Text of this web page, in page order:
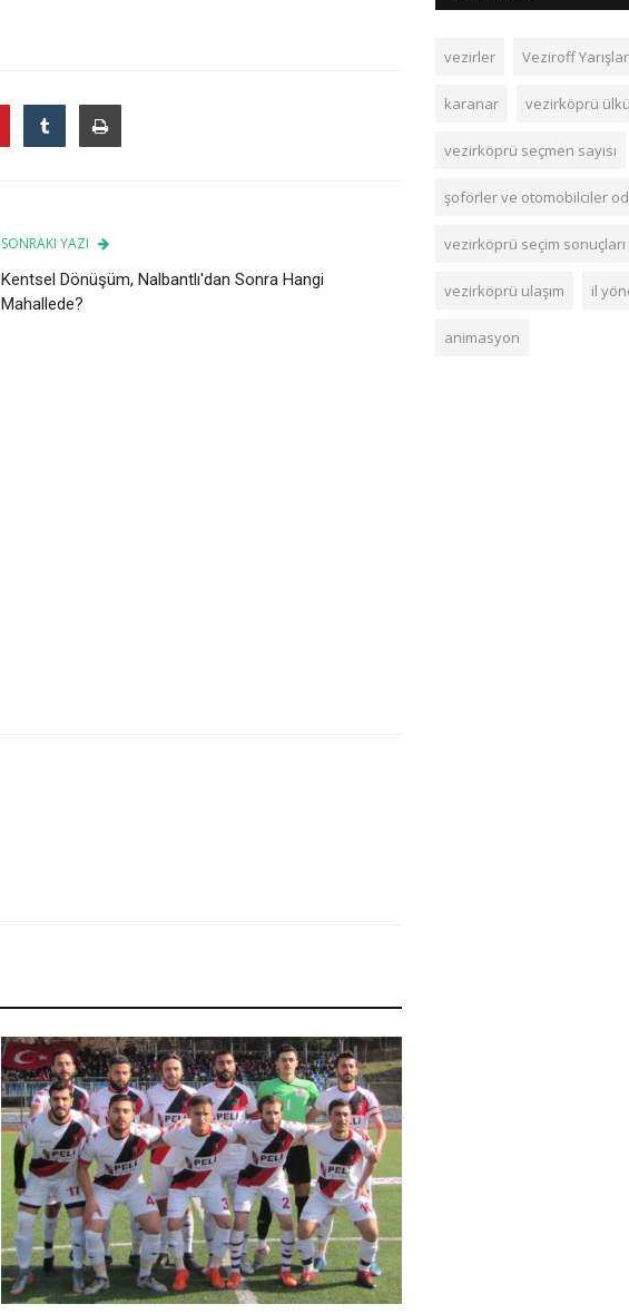
SONRAKI YAZI
Kentsel Dönüşüm, Nalbantlı'dan Sonra Hangi
Mahallede?
vezirler Veziroff
karanar vezirköprü
vezirköprü seçmen sayısı
şoförler ve otomobilciler
vezirköprü seçim sonuçları
vezirköprü ulaşım il
animasyon